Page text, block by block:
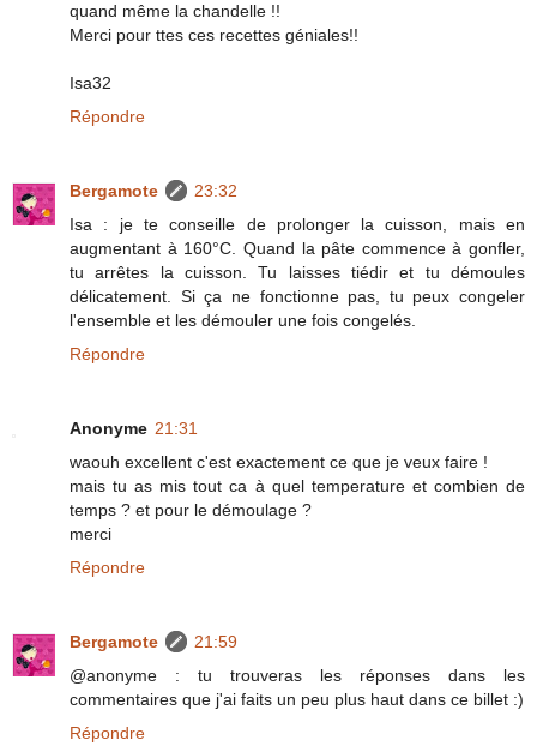
quand même la chandelle !!
Merci pour ttes ces recettes géniales!!
Isa32
Répondre
Bergamote
23:32
Isa : je te conseille de prolonger la cuisson, mais en
augmentant à 160°C. Quand la pâte commence à gonfler,
tu arrêtes la cuisson. Tu laisses tiédir et tu démoules
délicatement. Si ça ne fonctionne pas, tu peux congeler
l'ensemble et les démouler une fois congelés.
Répondre
Anonyme 21:31
waouh excellent c'est exactement ce que je veux faire !
mais tu as mis tout ca à quel temperature et combien de
temps ? et pour le démoulage ?
merci
Répondre
Bergamote
21:59
@anonyme : tu trouveras les réponses dans les
commentaires que j'ai faits un peu plus haut dans ce billet :)
Répondre